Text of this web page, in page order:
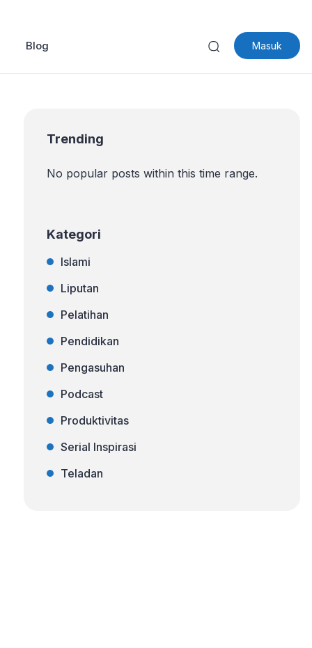
Masuk
Blog
Trending
No popular posts within this time range.
Kategori
Islami
Liputan
Pelatihan
Pendidikan
Pengasuhan
Podcast
Produktivitas
Serial Inspirasi
Teladan